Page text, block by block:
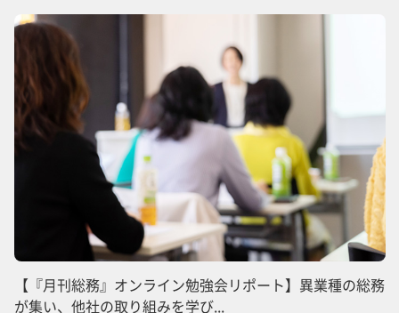
【『月刊総務』オンライン勉強会リポート】異業種の総務
が集い、他社の取り組みを学び...